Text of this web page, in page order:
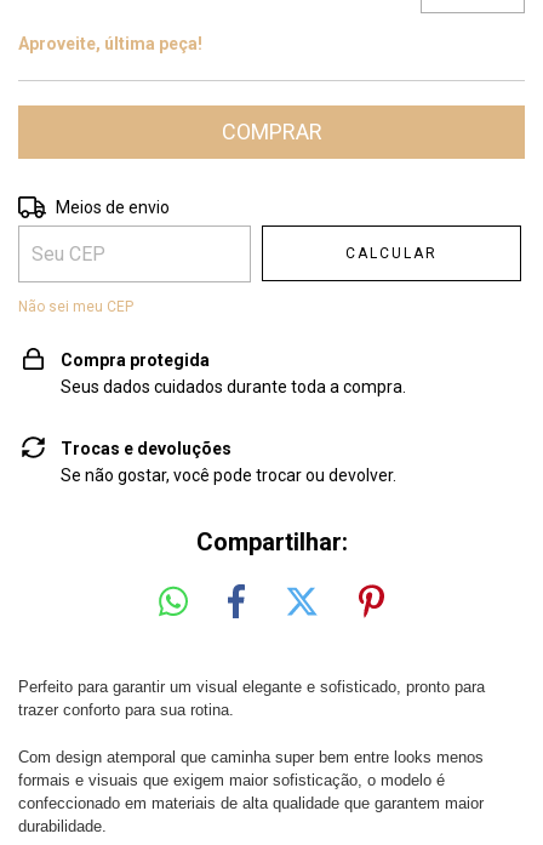
Aproveite, última peça!
Entregas para o CEP:
Meios de envio
CALCULAR
Não sei meu CEP
Compra protegida
Seus dados cuidados durante toda a compra.
Trocas e devoluções
Se não gostar, você pode trocar ou devolver.
Compartilhar:
Perfeito para garantir um visual elegante e sofisticado, pronto para
trazer conforto para sua rotina.
Com design atemporal que caminha super bem entre looks menos
formais e visuais que exigem maior sofisticação, o modelo é
confeccionado em materiais de alta qualidade que garantem maior
durabilidade.